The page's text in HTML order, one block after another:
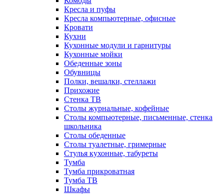
Кресла и пуфы
Кресла компьютерные, офисные
Кровати
Кухни
Кухонные модули и гарнитуры
Кухонные мойки
Обеденные зоны
Обувницы
Полки, вешалки, стеллажи
Прихожие
Стенка ТВ
Столы журнальные, кофейные
Столы компьютерные, письменные, стенка
школьника
Столы обеденные
Столы туалетные, гримерные
Стулья кухонные, табуреты
Тумба
Тумба прикроватная
Тумба ТВ
Шкафы